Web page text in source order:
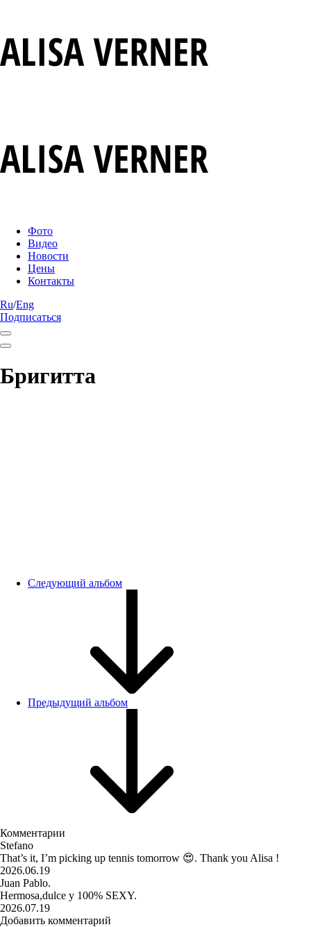
Фото
Видео
Новости
Цены
Контакты
Ru/Eng
Подписаться
Бригитта
Следующий альбом
Предыдущий альбом
Комментарии
Stefano
That’s it, I’m picking up tennis tomorrow 😍. Thank you Alisa !
2026.06.19
Juan Pablo.
Hermosa,dulce y 100% SEXY.
2026.07.19
Добавить комментарий